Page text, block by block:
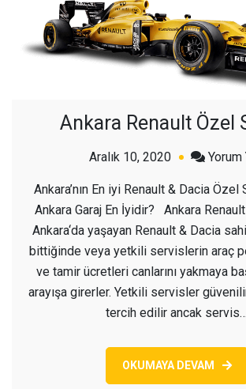
Ankara Renault Özel
Aralık 10, 2020 Yorum
Ankara’nın En iyi Renault & Dacia
Ankara Garaj En İyidir? Ankara
Ankara‘da yaşayan Renault & Dacia
bittiğinde veya yetkili servislerin araç
ve tamir ücretleri canlarını yakmaya
arayışa girerler. Yetkili servisler
tercih edilir ancak servis…
OKUMAYA DEVAM